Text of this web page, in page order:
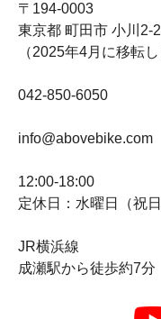
〒194-0003
東京都 町田市 小川2-
（2025年4月に移転し
042-850-6050
info@abovebike.com
12:00-18:00
定休日：水曜日（祝
JR横浜線
成瀬駅から徒歩約7分